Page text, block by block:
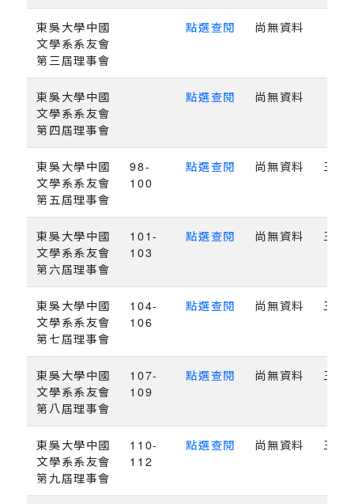
東吳大學中國
文學系系友會
第三屆理事會
點選查閱 尚無資料
東吳大學中國
文學系系友會
第四屆理事會
點選查閱 尚無資料
東吳大學中國
文學系系友會
第五屆理事會
98-
100
點選查閱 尚無資料 三年
東吳大學中國
文學系系友會
第六屆理事會
101-
103
點選查閱 尚無資料 三年
東吳大學中國
文學系系友會
第七屆理事會
104-
106
點選查閱 尚無資料 三年
東吳大學中國
文學系系友會
第八屆理事會
107-
109
點選查閱 尚無資料 三年
東吳大學中國
文學系系友會
第九屆理事會
110-
112
點選查閱 尚無資料 三年